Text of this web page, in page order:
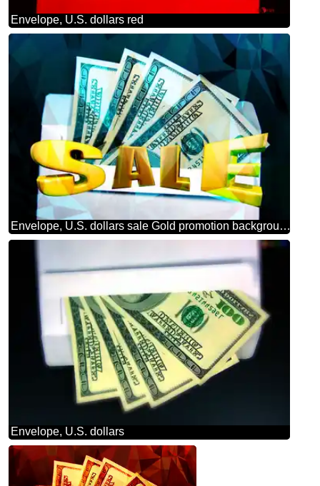
Envelope, U.S. dollars red
Envelope, U.S. dollars sale Gold promotion background
Envelope, U.S. dollars